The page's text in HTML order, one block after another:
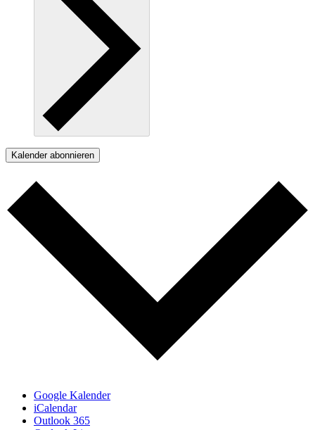
Kalender abonnieren
Google Kalender
iCalendar
Outlook 365